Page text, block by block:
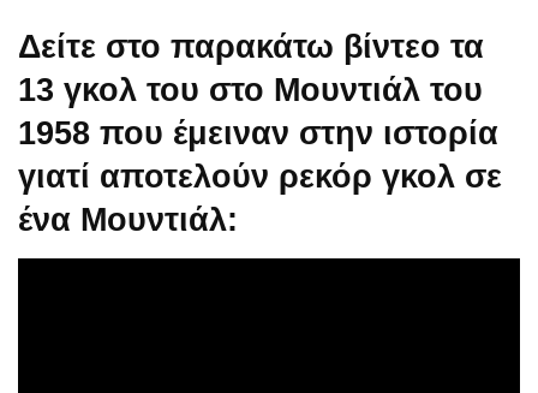
Δείτε στο παρακάτω βίντεο τα
13 γκολ του στο Μουντιάλ του
1958 που έμειναν στην ιστορία
γιατί αποτελούν ρεκόρ γκολ σε
ένα Μουντιάλ: